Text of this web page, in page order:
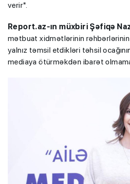
verir".
Report.az-ın müxbiri Şəfiqə
mətbuat xidmətlərinin
yalnız təmsil etdikləri təhsil
mediaya ötürməkdən ibarət